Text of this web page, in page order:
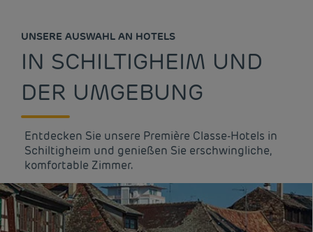
UNSERE AUSWAHL AN HOTELS
IN SCHILTIGHEIM UND
DER UMGEBUNG
Entdecken Sie unsere Première Classe-Hotels in
Schiltigheim und genießen Sie erschwingliche,
komfortable Zimmer.